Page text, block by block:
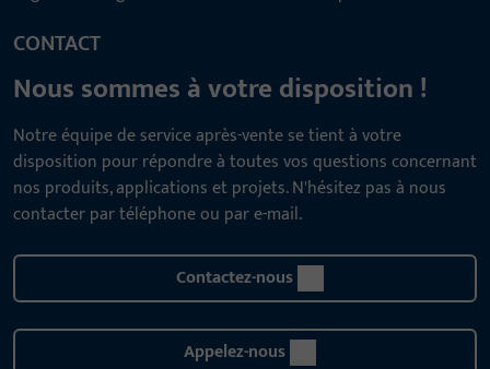
CONTACT
Nous sommes à votre disposition !
Notre équipe de service après-vente se tient à votre
disposition pour répondre à toutes vos questions concernant
nos produits, applications et projets. N'hésitez pas à nous
contacter par téléphone ou par e-mail.
Contactez-nous
Appelez-nous